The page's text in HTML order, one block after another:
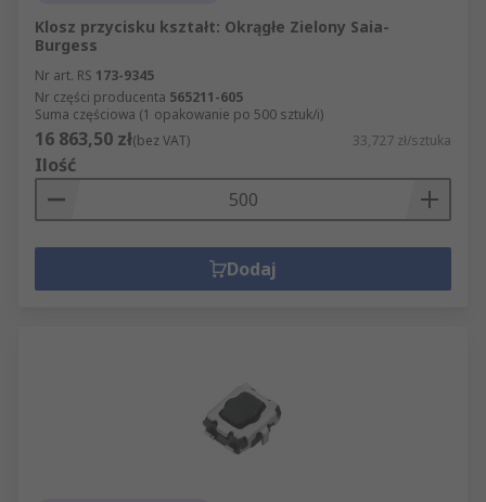
Klosz przycisku kształt: Okrągłe Zielony Saia-
Burgess
Nr art. RS 173-9345
Nr części producenta 565211-605
Suma częściowa (1 opakowanie po 500 sztuk/i)
16 863,50 zł(bez VAT) 33,727 zł/sztuka
Ilość
Dodaj